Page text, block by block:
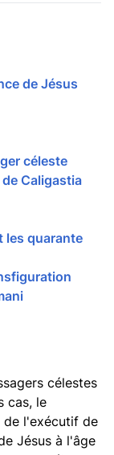
de Jésus
céleste
Caligastia
les quarante
célestes
cas, le
de l'exécutif de
Jésus à l'âge